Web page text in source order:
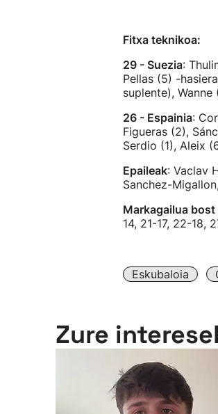
Fitxa teknikoa:
29 - Suezia:
Pellas (5) -
suplente),
26 - Espainia:
Figueras (2),
Serdio (1), Aleix
Epaileak: Vaclav
Sanchez-
Markagailua
14, 21-17, 22-18,
Eskubaloia
Zure